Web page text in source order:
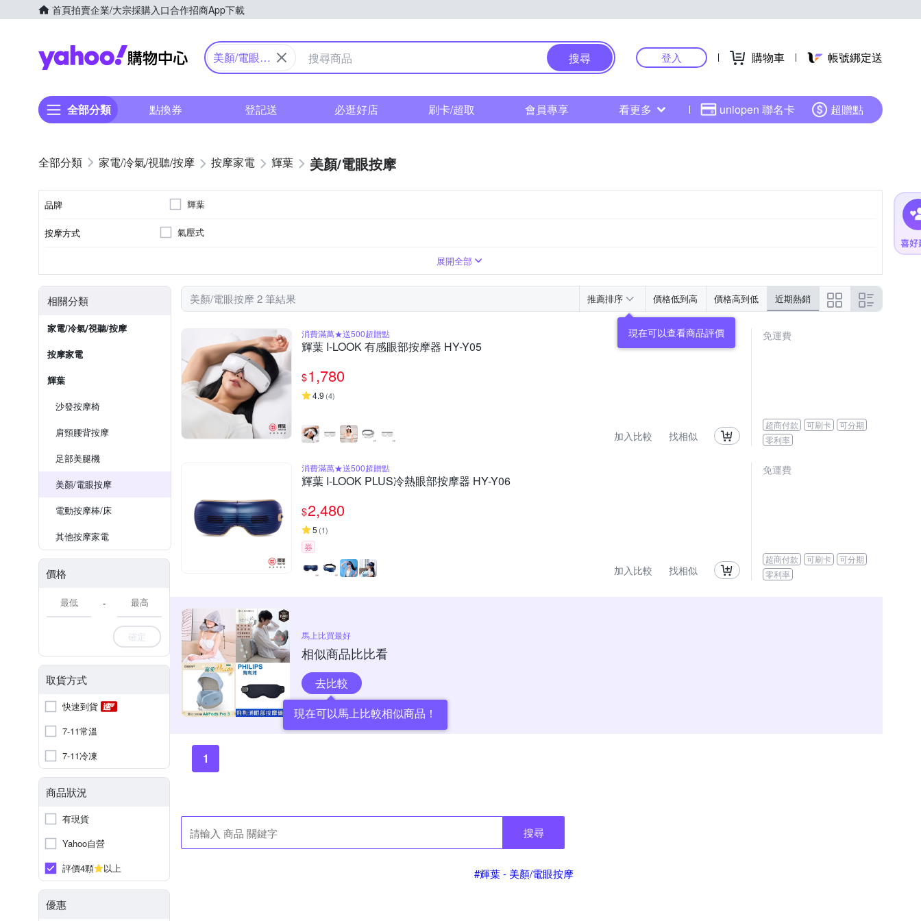
首頁拍賣企業/大宗採購入口合作招商App下載
Yahoo購物中心
美顏/電眼按
搜尋 登入 購物車 帳號綁定送
全部分類 點換券 登記送 必逛好店 刷卡/超取 會員專享 看更多 uniopen 聯名卡 超贈點
家電/冷氣/視聽/按摩 按摩家電 輝葉 美顏/電眼按摩
品牌 輝葉
按摩方式 氣壓式
展開全部
相關分類
家電/冷氣/視聽/按摩
按摩家電
輝葉
沙發按摩椅
肩頸腰背按摩
足部美腿機
美顏/電眼按摩
電動按摩棒/床
其他按摩家電
價格
-
確定
取貨方式
快速到貨
7-11常溫
7-11冷凍
商品狀況
有現貨
Yahoo自營
評價4顆
以上
優惠
美顏/電眼按摩 2 筆結果 推薦排序 價格低到高 價格高到低 近期熱銷
現在可以查看商品評價
消費滿萬★送500超贈點
輝葉 I-LOOK 有感眼部按摩器 HY-Y05
$1,780
4.9 (4)
加入比較 找相似
免運費
超商付款 可刷卡
可分期
零利率
消費滿萬★送500超贈點
輝葉 I-LOOK PLUS冷熱眼部按摩器 HY-Y06
$2,480
5 (1)
券
加入比較 找相似
免運費
超商付款 可刷卡
可分期
零利率
馬上比買最好
相似商品比比看
去比較
現在可以馬上比較相似商品！
1
搜尋
#輝葉 - 美顏/電眼按摩